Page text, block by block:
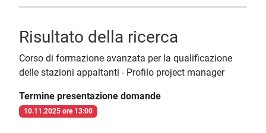
Risultato della ricerca
Corso di formazione avanzata per la qualificazione
delle stazioni appaltanti - Profilo project manager
Termine presentazione domande
10.11.2025 ore 13:00